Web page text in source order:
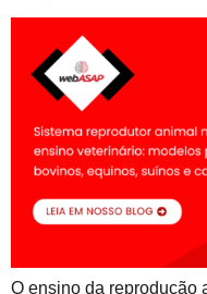
O ensino da reprodução